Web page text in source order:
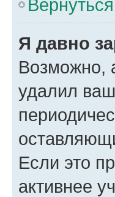
Я давно
Возможно,
удалил
Если это
активнее